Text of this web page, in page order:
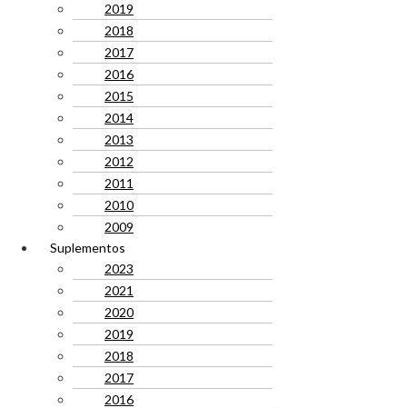
2019
2018
2017
2016
2015
2014
2013
2012
2011
2010
2009
Suplementos
2023
2021
2020
2019
2018
2017
2016